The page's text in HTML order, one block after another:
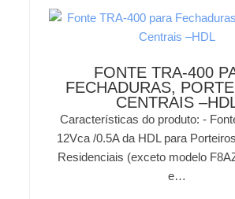
FONTE TRA-400
FECHADURAS,
CENTRAIS
Características do produto: -
12Vca /0.5A da HDL para
Residenciais (exceto modelo
e…